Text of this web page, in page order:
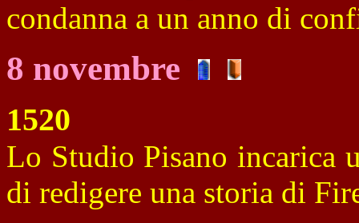
condanna a un anno di
8 novembre
1520
Lo Studio Pisano incarica
di redigere una storia di